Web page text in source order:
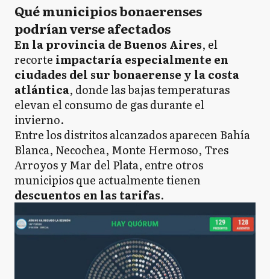
Qué municipios bonaerenses
podrían verse afectados
En la provincia de Buenos Aires, el
recorte impactaría especialmente en
ciudades del sur bonaerense y la costa
atlántica, donde las bajas temperaturas
elevan el consumo de gas durante el
invierno.
Entre los distritos alcanzados aparecen Bahía
Blanca, Necochea, Monte Hermoso, Tres
Arroyos y Mar del Plata, entre otros
municipios que actualmente tienen
descuentos en las tarifas.